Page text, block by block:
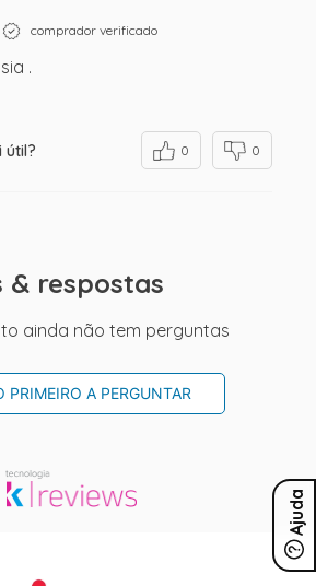
comprador verificado
.
útil? 0 0
& respostas
ainda não tem perguntas
PRIMEIRO A PERGUNTAR
Ajuda